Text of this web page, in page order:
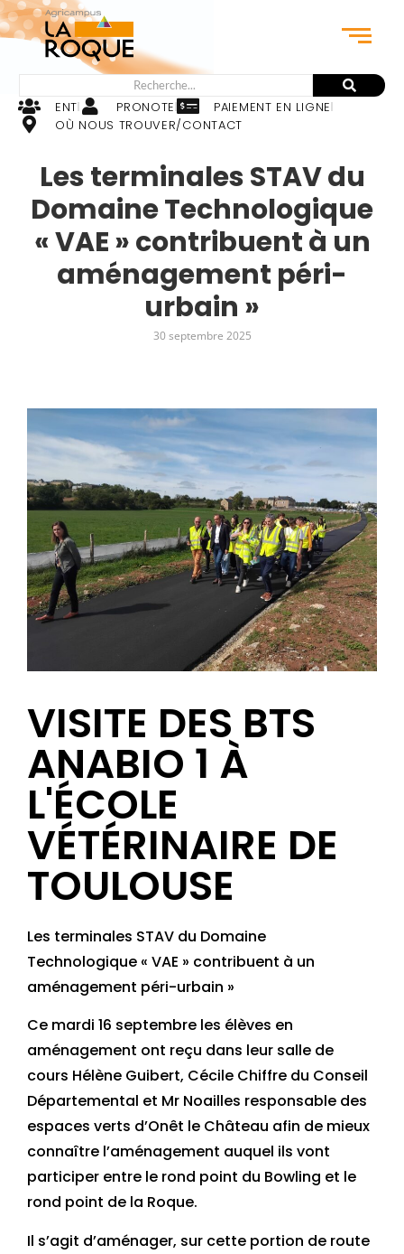
ENT PRONOTE
PAIEMENT EN LIGNE
OÙ NOUS TROUVER/CONTACT
Les terminales STAV du
Domaine Technologique
« VAE » contribuent à un
aménagement péri-
urbain »
30 septembre 2025
VISITE DES BTS
ANABIO 1 À
L'ÉCOLE
VÉTÉRINAIRE DE
TOULOUSE
Les terminales STAV du Domaine
Technologique « VAE » contribuent à un
aménagement péri-urbain »
Ce mardi 16 septembre les élèves en
aménagement ont reçu dans leur salle de
cours Hélène Guibert, Cécile Chiffre du Conseil
Départemental et Mr Noailles responsable des
espaces verts d’Onêt le Château afin de mieux
connaître l’aménagement auquel ils vont
participer entre le rond point du Bowling et le
rond point de la Roque.
Il s’agit d’aménager, sur cette portion de route